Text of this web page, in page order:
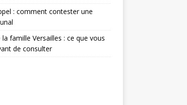
: comment contester une
famille Versailles : ce que vous
de consulter